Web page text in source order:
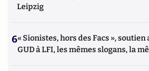
Leipzig
6« Sionistes, hors des Facs », soutien
GUD à LFI, les mêmes slogans, la